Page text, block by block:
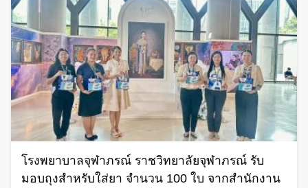
โรงพยาบาลจุฬาภรณ์ ราชวิทยาลัยจุฬาภรณ์ รับ
มอบถุงสำหรับใส่ยา จำนวน 100 ใบ จากสำนักงาน